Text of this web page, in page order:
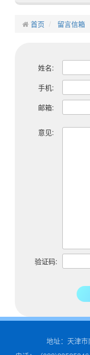
各分中心
中心业务
非认证业务
证书展示
中心活动
信息中心
通知公告
党建工作
企业基本信
组织人事
财务信息
首页 留言信箱
姓名:
手机:
邮箱:
意见:
验证码:
地址：天津